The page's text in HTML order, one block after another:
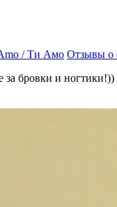
/ Ти Амо Отзывы о
бровки и